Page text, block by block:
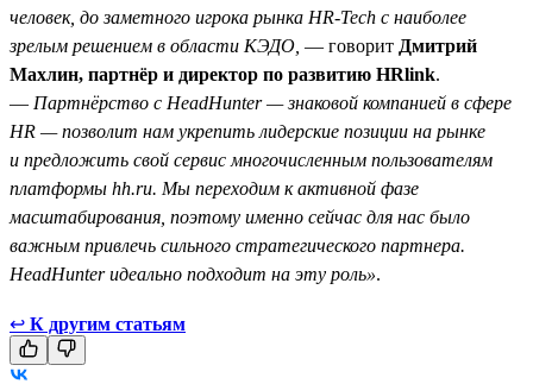
человек, до заметного игрока рынка HR-Tech с наиболее
зрелым решением в области КЭДО, — говорит Дмитрий
Махлин, партнёр и директор по развитию HRlink.
— Партнёрство с HeadHunter — знаковой компанией в сфере
HR — позволит нам укрепить лидерские позиции на рынке
и предложить свой сервис многочисленным пользователям
платформы hh.ru. Мы переходим к активной фазе
масштабирования, поэтому именно сейчас для нас было
важным привлечь сильного стратегического партнера.
HeadHunter идеально подходит на эту роль».
↩ К другим статьям